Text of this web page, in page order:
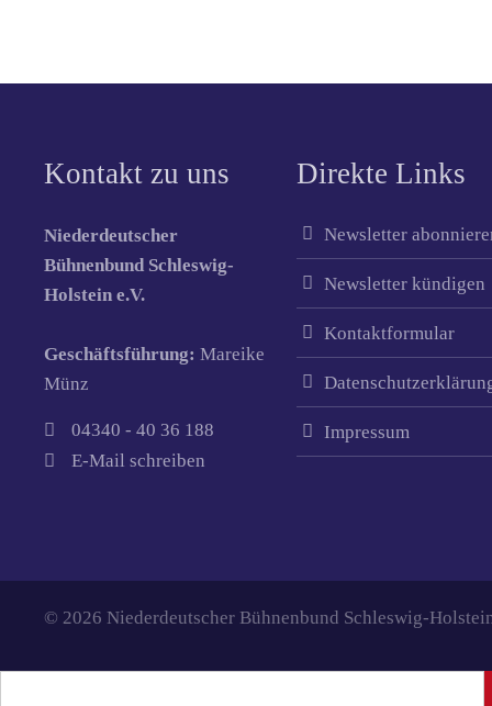
Kontakt zu uns
Niederdeutscher
Bühnenbund Schleswig-
Holstein e.V.
Geschäftsführung:Mareike
Münz
04340 - 40 36 188
E-Mail schreiben
Direkte Links
Newsletter
Newsletter kündigen
Kontaktformular
Impressum
© 2026 Niederdeutscher Bühnenbund Schleswig-